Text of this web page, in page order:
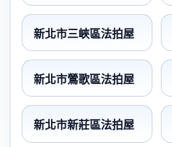
新北市三峽區法拍屋
新北市鶯歌區法拍屋
新北市新莊區法拍屋